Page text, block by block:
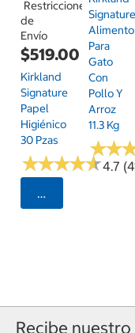
Restricciones
de
Envío
$519.00
Kirkland
Signature
Papel
Higiénico
30 Pzas
★★★★★
★★★★★4.7
Seleccionar
Signature
Alimento
Para
Gato
Con
Pollo Y
Arroz
11.3 Kg
★★
★★
Recibe